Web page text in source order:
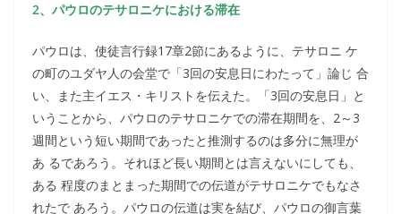
2、パウロのテサロニケにおける滞在
パウロは、使徒言行録17章2節にあるように、テサロニ ケ
の町のユダヤ人の会堂で「3回の安息日にわたって」論じ 合
い、また主イエス・キリストを伝えた。「3回の安息日」と
いうことから、パウロのテサロニケでの滞在期間を、2～3
週間という短い期間であったと推測するのは多分に無理が
あ るであろう。それほど長い期間とは言えないにしても、
ある 程度のまとまった期間での伝道がテサロニケでもなさ
れたで あろう。パウロの伝道は実を結び、パウロの御言葉